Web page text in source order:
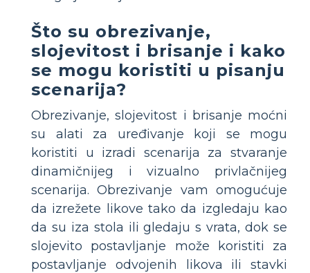
Što su obrezivanje,
slojevitost i brisanje i kako
se mogu koristiti u pisanju
scenarija?
Obrezivanje, slojevitost i brisanje moćni
su alati za uređivanje koji se mogu
koristiti u izradi scenarija za stvaranje
dinamičnijeg i vizualno privlačnijeg
scenarija. Obrezivanje vam omogućuje
da izrežete likove tako da izgledaju kao
da su iza stola ili gledaju s vrata, dok se
slojevito postavljanje može koristiti za
postavljanje odvojenih likova ili stavki